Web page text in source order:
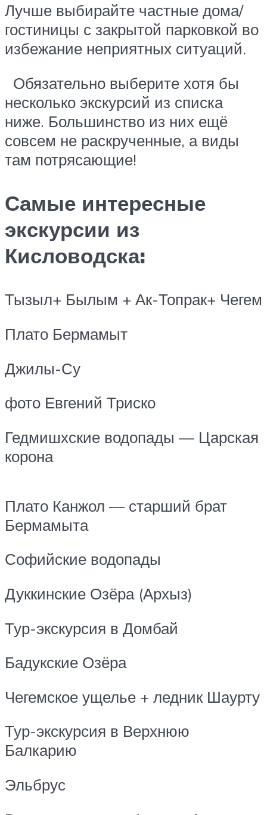
Лучше выбирайте частные дома/
гостиницы с закрытой парковкой во
избежание неприятных ситуаций.
Обязательно выберите хотя бы
несколько экскурсий из списка
ниже. Большинство из них ещё
совсем не раскрученные, а виды
там потрясающие!
Самые интересные
экскурсии из
Кисловодска:
Тызыл+ Былым + Ак-Топрак+ Чегем
Плато Бермамыт
Джилы-Су
фото Евгений Триско
Гедмишхские водопады — Царская
корона
Плато Канжол — старший брат
Бермамыта
Софийские водопады
Дуккинские Озёра (Архыз)
Тур-экскурсия в Домбай
Бадукские Озёра
Чегемское ущелье + ледник Шаурту
Тур-экскурсия в Верхнюю
Балкарию
Эльбрус